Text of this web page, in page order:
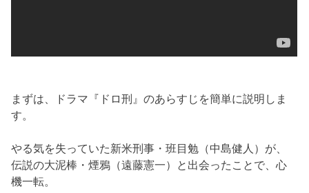
まずは、ドラマ『ドロ刑』のあらすじを簡単に説明しま
す。
やる気を失っていた新米刑事・班目勉（中島健人）が、
伝説の大泥棒・煙鴉（遠藤憲一）と出会ったことで、心
機一転。